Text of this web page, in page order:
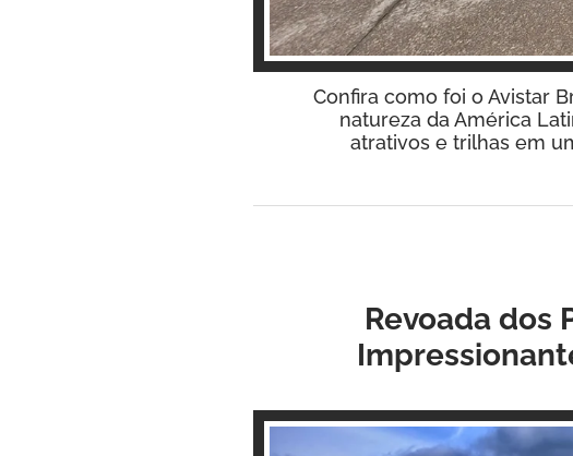
Confira como foi o Avistar
natureza da América
atrativos e trilhas em
Revoada dos